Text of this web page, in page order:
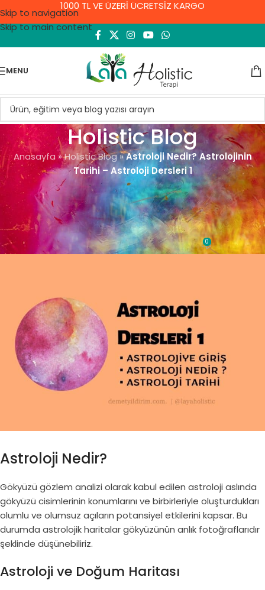
Skip to navigation
Skip to main content
1000 TL VE ÜZERİ ÜCRETSİZ KARGO
MENU
Holistic Blog
Anasayfa »Holistic Blog»Astroloji Nedir? Astrolojinin
Tarihi – Astroloji Dersleri 1
ASTROLOJI VE DOĞUM HARITASI
Astroloji Nedir? Astrolojinin
Tarihi – Astroloji Dersleri 1
Demet YıldırımOn 15 Kasım 2021 0
Astroloji Nedir?
Gökyüzü gözlem analizi olarak kabul edilen astroloji aslında
gökyüzü cisimlerinin konumlarını ve birbirleriyle oluşturdukları
olumlu ve olumsuz açıların potansiyel etkilerini kapsar. Bu
durumda astrolojik haritalar gökyüzünün anlık fotoğraflarıdır
şeklinde düşünebiliriz.
Astroloji ve Doğum Haritası